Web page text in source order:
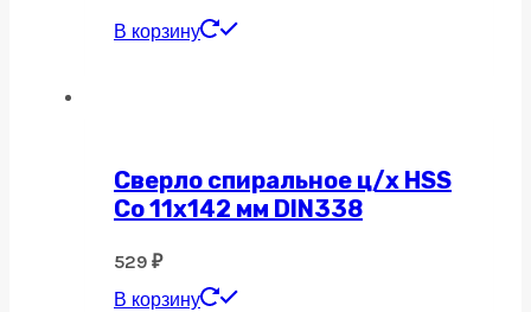
В корзину
Сверло спиральное ц/х HSS
Co 11х142 мм DIN338
529 ₽
В корзину